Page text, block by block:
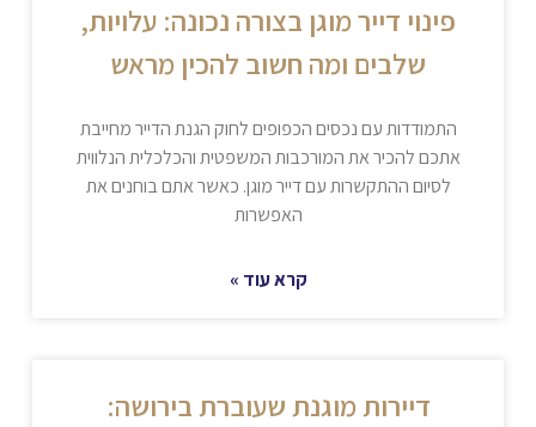
פינוי דייר מוגן בצורה נכונה: עלויות,
שלבים ומה חשוב להכין מראש
התמודדות עם נכסים הכפופים לחוק הגנת הדייר מחייבת
אתכם להכיר את המורכבות המשפטית והכלכלית הנלווית
לסיום ההתקשרות עם דייר מוגן. כאשר אתם בוחנים את
האפשרות
קרא עוד »
דיירות מוגנת שעוברת בירושה: